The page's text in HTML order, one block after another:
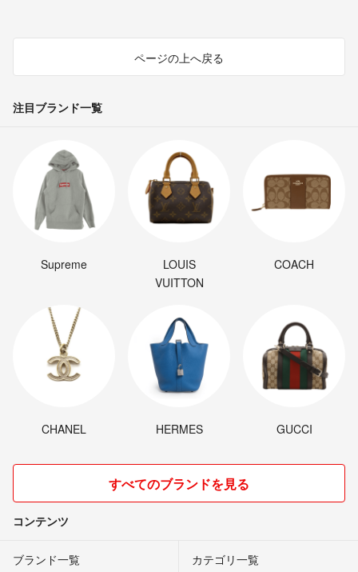
ページの上へ戻る
注目ブランド一覧
Supreme
LOUIS
VUITTON
COACH
CHANEL HERMES GUCCI
すべてのブランドを見る
コンテンツ
ブランド一覧 カテゴリ一覧